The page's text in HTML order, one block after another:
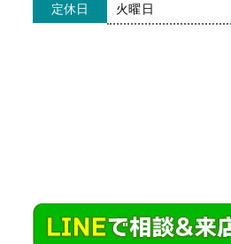
定休日 火曜日